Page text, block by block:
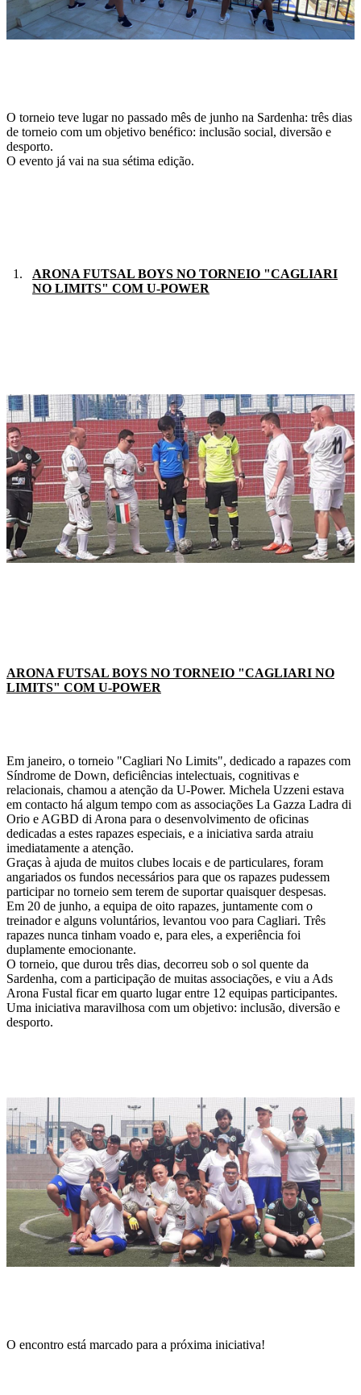
O torneio teve lugar no passado mês de junho na Sardenha: três dias
de torneio com um objetivo benéfico: inclusão social, diversão e
desporto.
O evento já vai na sua sétima edição.
ARONA FUTSAL BOYS NO TORNEIO "CAGLIARI
NO LIMITS" COM U-POWER
ARONA FUTSAL BOYS NO TORNEIO "CAGLIARI NO
LIMITS" COM U-POWER
Em janeiro, o torneio "Cagliari No Limits", dedicado a rapazes com
Síndrome de Down, deficiências intelectuais, cognitivas e
relacionais, chamou a atenção da U-Power. Michela Uzzeni estava
em contacto há algum tempo com as associações La Gazza Ladra di
Orio e AGBD di Arona para o desenvolvimento de oficinas
dedicadas a estes rapazes especiais, e a iniciativa sarda atraiu
imediatamente a atenção.
Graças à ajuda de muitos clubes locais e de particulares, foram
angariados os fundos necessários para que os rapazes pudessem
participar no torneio sem terem de suportar quaisquer despesas.
Em 20 de junho, a equipa de oito rapazes, juntamente com o
treinador e alguns voluntários, levantou voo para Cagliari. Três
rapazes nunca tinham voado e, para eles, a experiência foi
duplamente emocionante.
O torneio, que durou três dias, decorreu sob o sol quente da
Sardenha, com a participação de muitas associações, e viu a Ads
Arona Fustal ficar em quarto lugar entre 12 equipas participantes.
Uma iniciativa maravilhosa com um objetivo: inclusão, diversão e
desporto.
O encontro está marcado para a próxima iniciativa!